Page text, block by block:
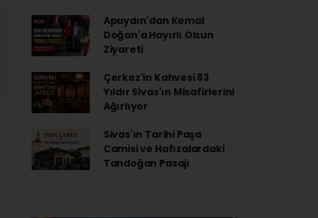
Apaydın'dan Kemal
Doğan'a Hayırlı Olsun
Ziyareti
Çerkez'in Kahvesi 83
Yıldır Sivas'ın Misafirlerini
Ağırlıyor
Sivas'ın Tarihi Paşa
Camisi ve Hafızalardaki
Tandoğan Pasajı